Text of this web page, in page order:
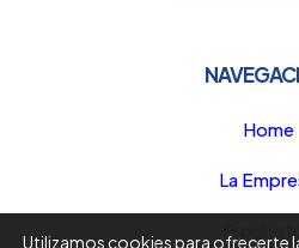
Home
La
Utilizamos cookies para ofrecerte